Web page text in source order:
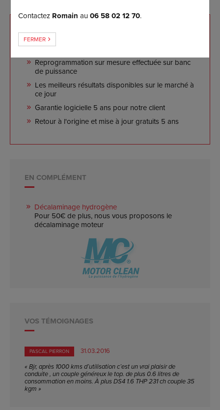
NOS ENGAGEMENTS
Reprogrammation sur mesure effectuée sur banc
de puissance
Les meilleurs résultats disponibles sur le marché à
ce jour
Garantie logicielle 5 ans pour notre client
Retour à l'origine et mise à jour gratuits 5 ans
EN COMPLÉMENT
Décalaminage hydrogène
Pour 50€ de plus, nous vous proposons le
décalaminage moteur
VOS TÉMOIGNAGES
PASCAL PIERRON
31.03.2016
« Bjr, après 1000 kms d’utilisation c’est un vrai plaisir de
conduite , un couple généreux le top. de plus 0.6 litres de
consommation en moins. À plus DS4 1.6 THP 231 ch couple 35
kgm »
Contactez Romain au06 58 02 12 70.
FERMER